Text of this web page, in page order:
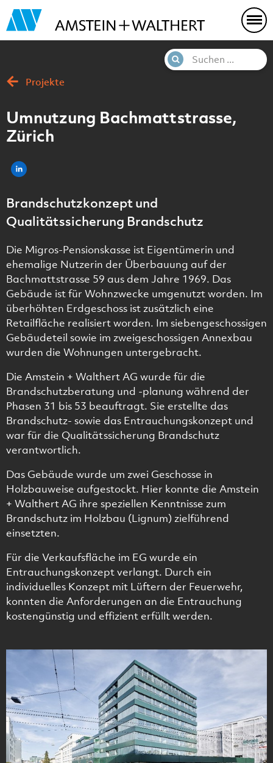
Projekte
Umnutzung Bachmattstrasse,
Zürich
Brandschutzkonzept und
Qualitätssicherung Brandschutz
Die Migros-Pensionskasse ist Eigentümerin und
ehemalige Nutzerin der Überbauung auf der
Bachmattstrasse 59 aus dem Jahre 1969. Das
Gebäude ist für Wohnzwecke umgenutzt worden. Im
überhöhten Erdgeschoss ist zusätzlich eine
Retailfläche realisiert worden. Im siebengeschossigen
Gebäudeteil sowie im zweigeschossigen Annexbau
wurden die Wohnungen untergebracht.
Die Amstein + Walthert AG wurde für die
Brandschutzberatung und -planung während der
Phasen 31 bis 53 beauftragt. Sie erstellte das
Brandschutz- sowie das Entrauchungskonzept und
war für die Qualitätssicherung Brandschutz
verantwortlich.
Das Gebäude wurde um zwei Geschosse in
Holzbauweise aufgestockt. Hier konnte die Amstein
+ Walthert AG ihre speziellen Kenntnisse zum
Brandschutz im Holzbau (Lignum) zielführend
einsetzten.
Für die Verkaufsfläche im EG wurde ein
Entrauchungskonzept verlangt. Durch ein
individuelles Konzept mit Lüftern der Feuerwehr,
konnten die Anforderungen an die Entrauchung
kostengünstig und effizient erfüllt werden.